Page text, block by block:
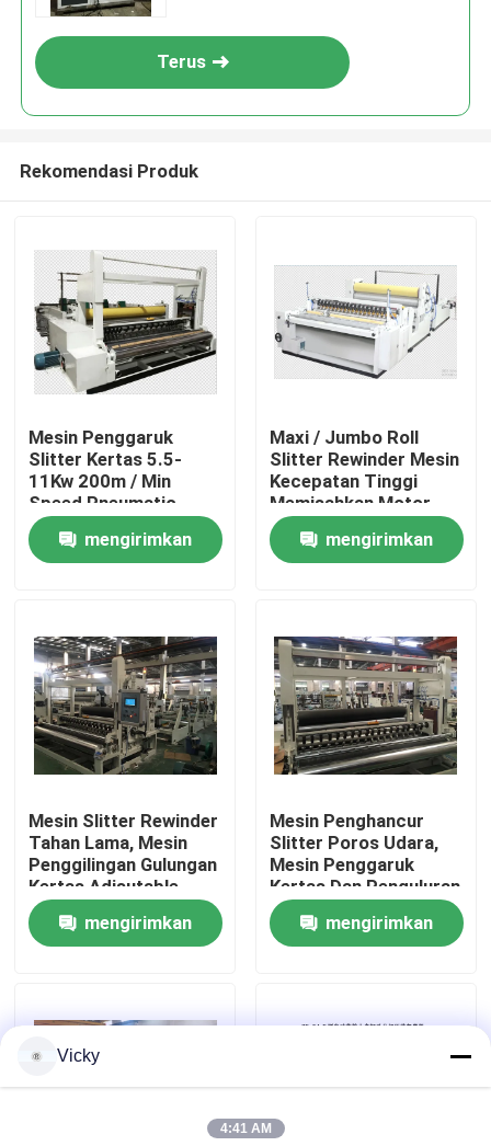
Rumah
Tentang Kami
Tur Pabrik
Hubungi Kami
Berita
VR
Jalur Produksi Kertas Tissue
Terus
Rekomendasi Produk
Mesin Penggaruk
Slitter Kertas 5.5-
11Kw 200m / Min
Speed ​​Pneumatic
Tightness Control
mengirimkan
Maxi / Jumbo Roll
Slitter Rewinder Mesin
Kecepatan Tinggi
Memisahkan Motor
Mengemudi
mengirimkan
Mesin Slitter Rewinder
Tahan Lama, Mesin
Penggilingan Gulungan
Kertas Adjsutable
Slitting Width
mengirimkan
Mesin Penghancur
Slitter Poros Udara,
Mesin Penggaruk
Kertas Dan Penguluran
200 M / Menit
mengirimkan
Vicky
4:41 AM